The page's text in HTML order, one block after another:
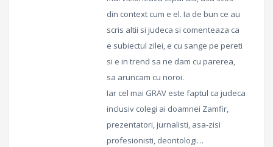
din context cum e el. Ia de bun ce au
scris altii si judeca si comenteaza ca
e subiectul zilei, e cu sange pe pereti
si e in trend sa ne dam cu parerea,
sa aruncam cu noroi.
Iar cel mai GRAV este faptul ca judeca
inclusiv colegi ai doamnei Zamfir,
prezentatori, jurnalisti, asa-zisi
profesionisti, deontologi…